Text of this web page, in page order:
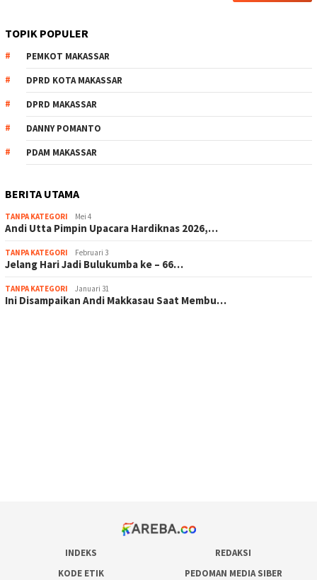
TOPIK POPULER
PEMKOT MAKASSAR
DPRD KOTA MAKASSAR
DPRD MAKASSAR
DANNY POMANTO
PDAM MAKASSAR
BERITA UTAMA
TANPA KATEGORI Mei 4
Andi Utta Pimpin Upacara Hardiknas 2026,…
TANPA KATEGORI Februari 3
Jelang Hari Jadi Bulukumba ke – 66…
TANPA KATEGORI Januari 31
Ini Disampaikan Andi Makkasau Saat Membu…
INDEKS
REDAKSI
KODE ETIK
PEDOMAN MEDIA SIBER